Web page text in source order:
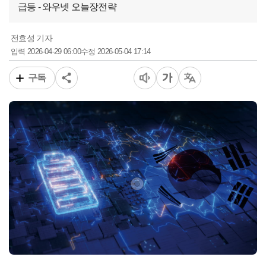
급등 - 와우넷 오늘장전략
전효성 기자
입력2026-04-29 06:00수정 2026-05-04 17:14
구독